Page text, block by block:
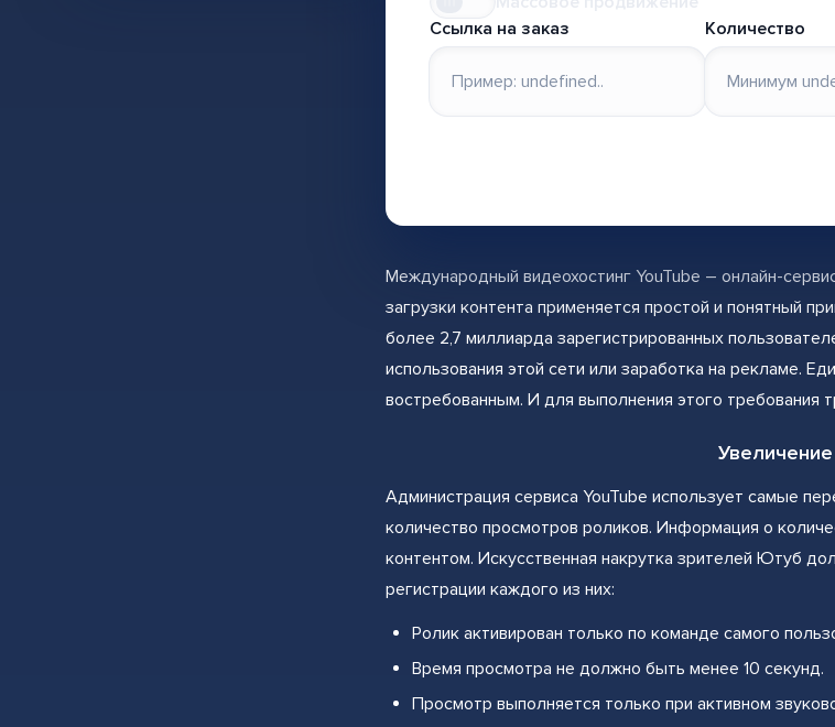
Ссылка на заказ
Количество
Международный видеохостинг YouTube – онлайн-
загрузки контента применяется простой и понятный
более 2,7 миллиарда зарегистрированных
использования этой сети или заработка на рекламе.
востребованным. И для выполнения этого требования
Администрация сервиса YouTube использует самые
количество просмотров роликов. Информация о
контентом. Искусственная накрутка зрителей Ютуб
регистрации каждого из них:
Ролик активирован только по команде самого
Время просмотра не должно быть менее 10 секунд.
Просмотр выполняется только при активном